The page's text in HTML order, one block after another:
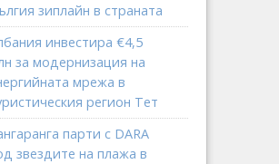
зиплайн в страната
инвестира €4,5
за модернизация на
мрежа в
регион Тет
парти с DARA
звездите на плажа в